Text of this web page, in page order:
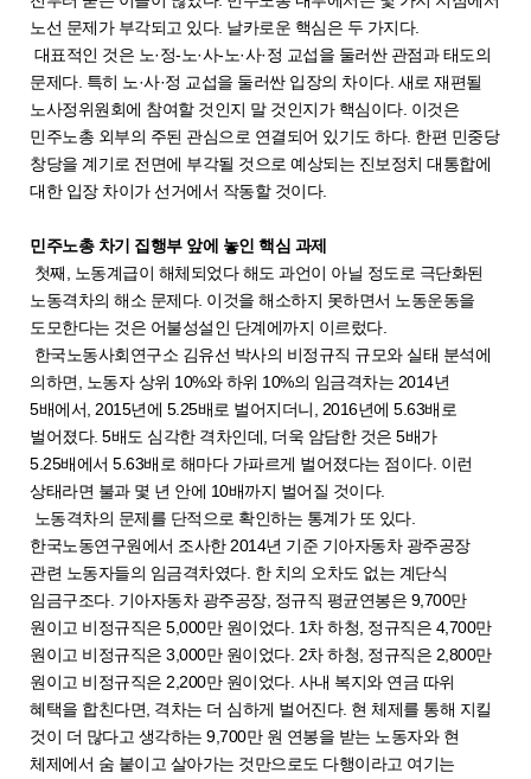
노선 문제가 부각되고 있다. 날카로운 핵심은 두 가지다.
대표적인 것은 노·정-노·사-노·사·정 교섭을 둘러싼 관점과 태도의
문제다. 특히 노·사·정 교섭을 둘러싼 입장의 차이다. 새로 재편될
노사정위원회에 참여할 것인지 말 것인지가 핵심이다. 이것은
민주노총 외부의 주된 관심으로 연결되어 있기도 하다. 한편 민중당
창당을 계기로 전면에 부각될 것으로 예상되는 진보정치 대통합에
대한 입장 차이가 선거에서 작동할 것이다.
민주노총 차기 집행부 앞에 놓인 핵심 과제
첫째, 노동계급이 해체되었다 해도 과언이 아닐 정도로 극단화된
노동격차의 해소 문제다. 이것을 해소하지 못하면서 노동운동을
도모한다는 것은 어불성설인 단계에까지 이르렀다.
한국노동사회연구소 김유선 박사의 비정규직 규모와 실태 분석에
의하면, 노동자 상위 10%와 하위 10%의 임금격차는 2014년
5배에서, 2015년에 5.25배로 벌어지더니, 2016년에 5.63배로
벌어졌다. 5배도 심각한 격차인데, 더욱 암담한 것은 5배가
5.25배에서 5.63배로 해마다 가파르게 벌어졌다는 점이다. 이런
상태라면 불과 몇 년 안에 10배까지 벌어질 것이다.
노동격차의 문제를 단적으로 확인하는 통계가 또 있다.
한국노동연구원에서 조사한 2014년 기준 기아자동차 광주공장
관련 노동자들의 임금격차였다. 한 치의 오차도 없는 계단식
임금구조다. 기아자동차 광주공장, 정규직 평균연봉은 9,700만
원이고 비정규직은 5,000만 원이었다. 1차 하청, 정규직은 4,700만
원이고 비정규직은 3,000만 원이었다. 2차 하청, 정규직은 2,800만
원이고 비정규직은 2,200만 원이었다. 사내 복지와 연금 따위
혜택을 합친다면, 격차는 더 심하게 벌어진다. 현 체제를 통해 지킬
것이 더 많다고 생각하는 9,700만 원 연봉을 받는 노동자와 현
체제에서 숨 붙이고 살아가는 것만으로도 다행이라고 여기는